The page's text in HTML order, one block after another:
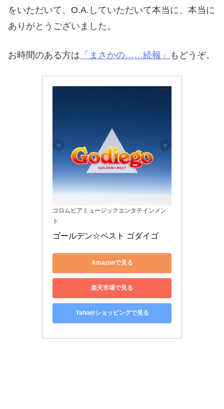
をいただいて、O.A.していただいて本当に、本当に
ありがとうございました。
お時間のある方は 「まさかの……続報」 もどうぞ。
コロムビアミュージックエンタテインメン
ト
ゴールデン☆ベスト ゴダイゴ
Amazonで見る
楽天市場で見る
Yahoo!ショッピングで見る